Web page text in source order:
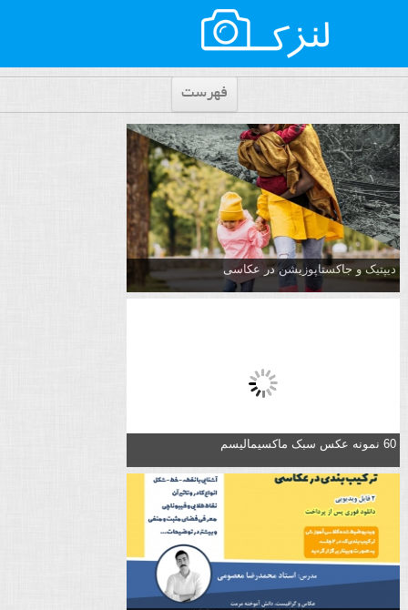
فهرست
دیپتیک و جاکستا‌پوزیشن در عکاسی
60 نمونه عکس سبک ماکسیمالیسم